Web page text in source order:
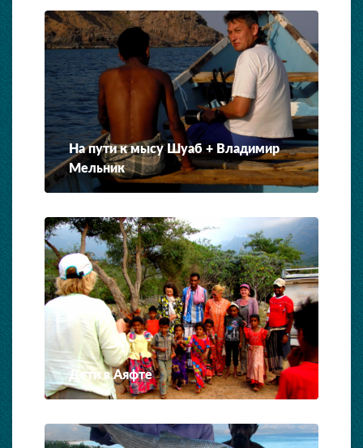
На пути к мысу Шуаб + Владимир
Мельник
Дети в Аяфте